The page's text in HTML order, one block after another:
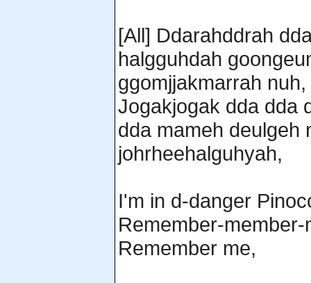
[All] Ddarahddrah
halgguhdah
ggomjjakmarrah nuh,
Jogakjogak dda dda
dda mameh deulgeh
johrheehalguhyah,
I'm in d-danger
Remember-
Remember me,